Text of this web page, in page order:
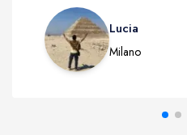
Lucia
Milano